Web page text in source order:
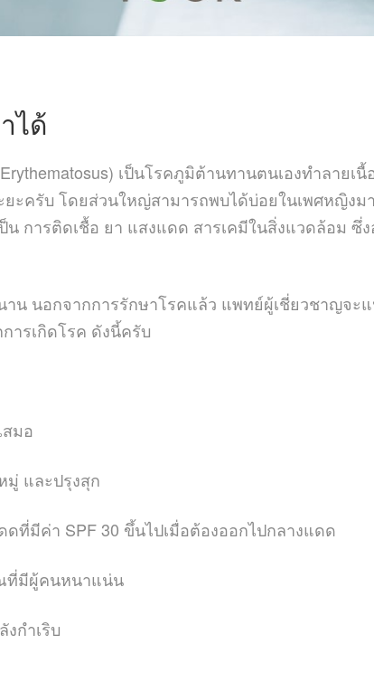
ได้
เป็นโรคภูมิต้านทานตนเองทำลายเนื้
ยะครับ โดยส่วนใหญ่สามารถพบได้บ่อยในเพศหญิง
น การติดเชื้อ ยา แสงแดด สารเคมีในสิ่งแวดล้อม
าน นอกจากการรักษาโรคแล้ว แพทย์ผู้เชี่ยวชาญจ
ารเกิดโรค ดังนี้ครับ
มอ
มู่ และปรุงสุก
ดที่มีค่า SPF 30 ขึ้นไปเมื่อต้องออกไปกลางแดด
ณที่มีผู้คนหนาแน่น
กำเริบ